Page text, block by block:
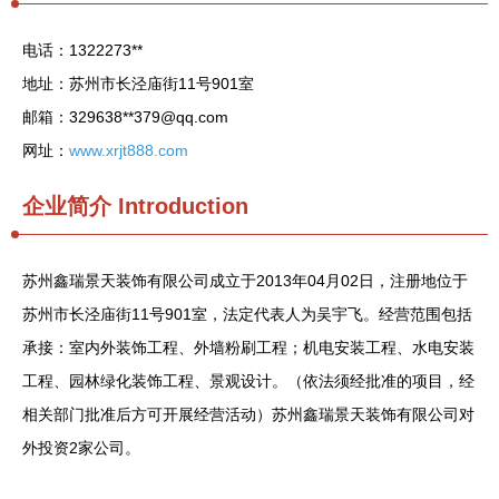
电话：1322273**
地址：苏州市长泾庙街11号901室
邮箱：329638**379@qq.com
网址： www.xrjt888.com
企业简介Introduction
苏州鑫瑞景天装饰有限公司成立于2013年04月02日，注册地位于
苏州市长泾庙街11号901室，法定代表人为吴宇飞。经营范围包括
承接：室内外装饰工程、外墙粉刷工程；机电安装工程、水电安装
工程、园林绿化装饰工程、景观设计。（依法须经批准的项目，经
相关部门批准后方可开展经营活动）苏州鑫瑞景天装饰有限公司对
外投资2家公司。